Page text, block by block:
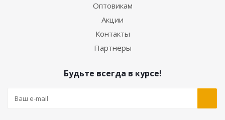
Оптовикам
Акции
Контакты
Партнеры
Будьте всегда в курсе!